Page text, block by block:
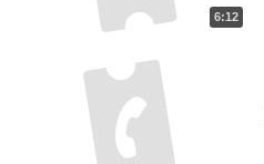
6:12